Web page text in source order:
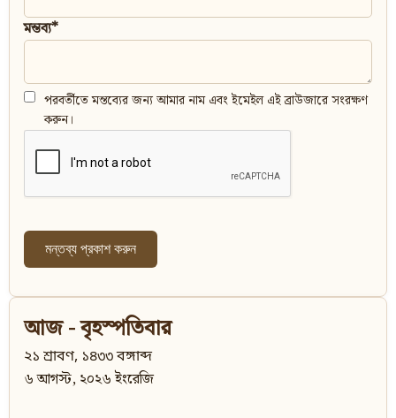
মন্তব্য*
পরবর্তীতে মন্তব্যের জন্য আমার নাম এবং ইমেইল এই ব্রাউজারে সংরক্ষণ
করুন।
আজ - বৃহস্পতিবার
২১ শ্রাবণ, ১৪৩৩ বঙ্গাব্দ
৬ আগস্ট, ২০২৬ ইংরেজি